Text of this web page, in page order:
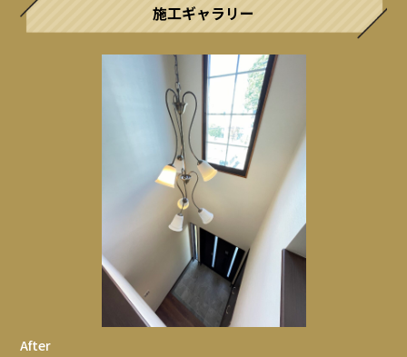
施工ギャラリー
After